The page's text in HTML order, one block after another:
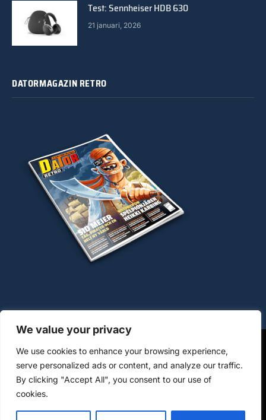
We value your privacy
We use cookies to enhance your browsing experience,
serve personalized ads or content, and analyze our traffic.
By clicking "Accept All", you consent to our use of
cookies.
Test: Sennheiser HDB 630
21 januari, 2026
DATORMAGAZIN RETRO
OM COOKIES
HANTERING AV PERSONUPPGIFTER
KÖPVILLKOR WWW.DATORMAGAZIN.SE
© 2026 Datormagazin/Omsoc Publishing AB, org-nr: 559034-